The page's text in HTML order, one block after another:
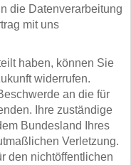
die Datenverarbeitung
mit uns
haben, können Sie
widerrufen.
an die für
Ihre zuständige
Bundesland Ihres
Verletzung.
den nichtöffentlichen